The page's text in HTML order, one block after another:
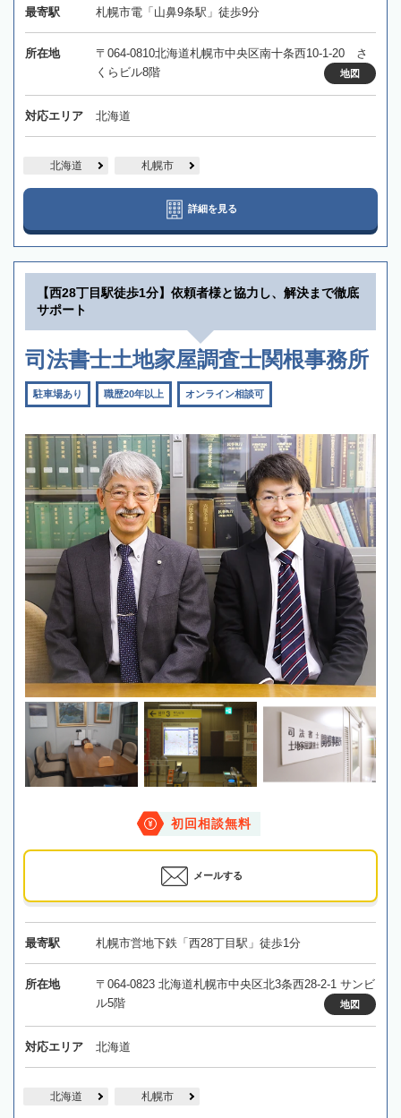
最寄駅 札幌市電「山鼻9条駅」徒歩9分
所在地
〒064-0810北海道札幌市中央区南十条西10-1-20 さ
くらビル8階
地図
対応エリア 北海道
北海道 札幌市
詳細を見る
【西28丁目駅徒歩1分】依頼者様と協力し、解決まで徹底
サポート
司法書士土地家屋調査士関根事務所
駐車場あり 職歴20年以上 オンライン相談可
初回相談無料
メールする
最寄駅 札幌市営地下鉄「西28丁目駅」徒歩1分
所在地
〒064-0823 北海道札幌市中央区北3条西28-2-1 サンビ
ル5階
地図
対応エリア 北海道
北海道 札幌市